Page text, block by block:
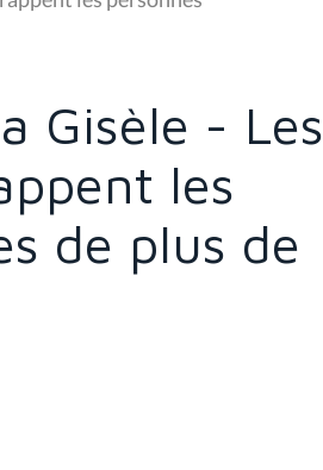
Gisèle - Les
les
de plus de